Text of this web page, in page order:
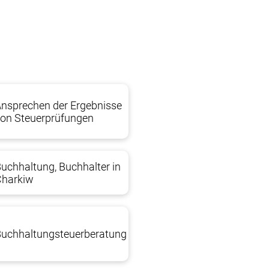
der Ergebnisse
Steuerprüfungen
Buchhalter in